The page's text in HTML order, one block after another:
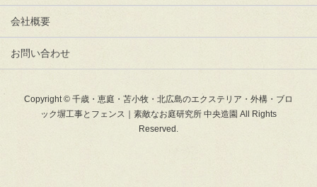
会社概要
お問い合わせ
Copyright © 千歳・恵庭・苫小牧・北広島のエクステリア・外構・ブロ
ック塀工事とフェンス｜素敵なお庭研究所 中央造園 All Rights
Reserved.